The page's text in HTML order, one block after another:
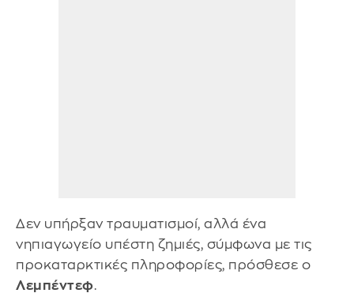
Δεν υπήρξαν τραυματισμοί, αλλά ένα
νηπιαγωγείο υπέστη ζημιές, σύμφωνα με τις
προκαταρκτικές πληροφορίες, πρόσθεσε ο
Λεμπέντεφ.